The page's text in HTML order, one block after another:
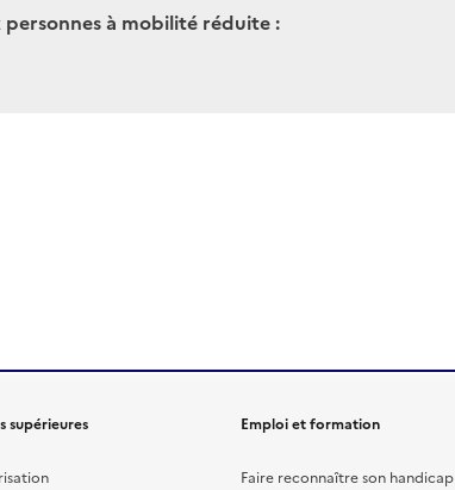
personnes à mobilité réduite :
supérieures Emploi et formation
Faire reconnaître son handicap